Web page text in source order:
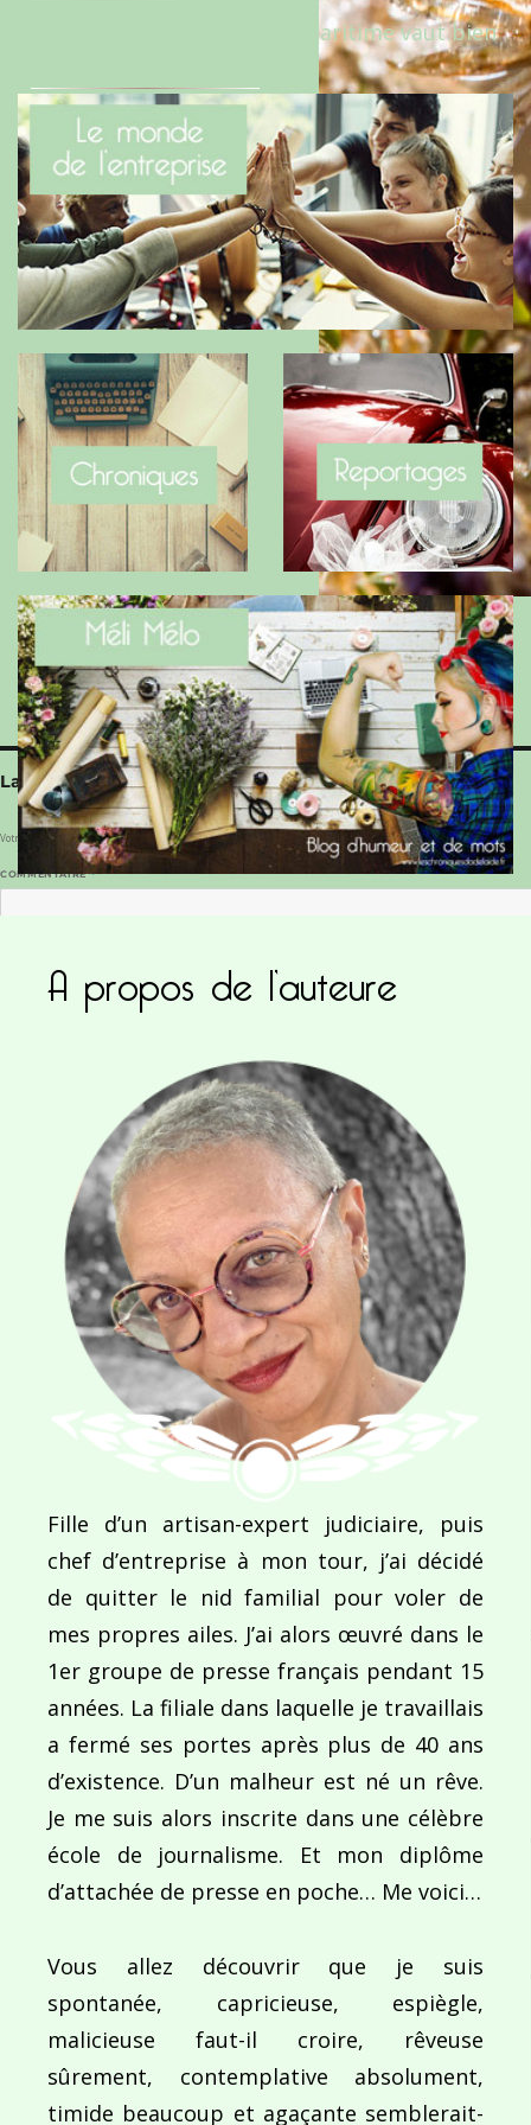
Laisser un commentaire
Votre adresse e-mail ne sera pas publiée.Les champs obligatoires sont indiqués avec *
COMMENTAIRE*
Enregistrer mon nom, mon e-mail et mon site dans le navigateur pour mon prochain commentaire.
Ce site utilise Akismet pour réduire les
commentaires sont traitées.
Navigation
PUBLIÉ DANS
Le Benaise de la Charente-Maritime vaut bien
A propos de l’auteure
Fille d’un artisan-expert judiciaire, puis
chef d’entreprise à mon tour, j’ai décidé
de quitter le nid familial pour voler de
mes propres ailes. J’ai alors œuvré dans le
1er groupe de presse français pendant 15
années. La filiale dans laquelle je travaillais
a fermé ses portes après plus de 40 ans
d’existence. D’un malheur est né un rêve.
Je me suis alors inscrite dans une célèbre
école de journalisme. Et mon diplôme
d’attachée de presse en poche… Me voici…
Vous allez découvrir que je suis
spontanée, capricieuse, espiègle,
malicieuse faut-il croire, rêveuse
sûrement, contemplative absolument,
timide beaucoup et agaçante semblerait-